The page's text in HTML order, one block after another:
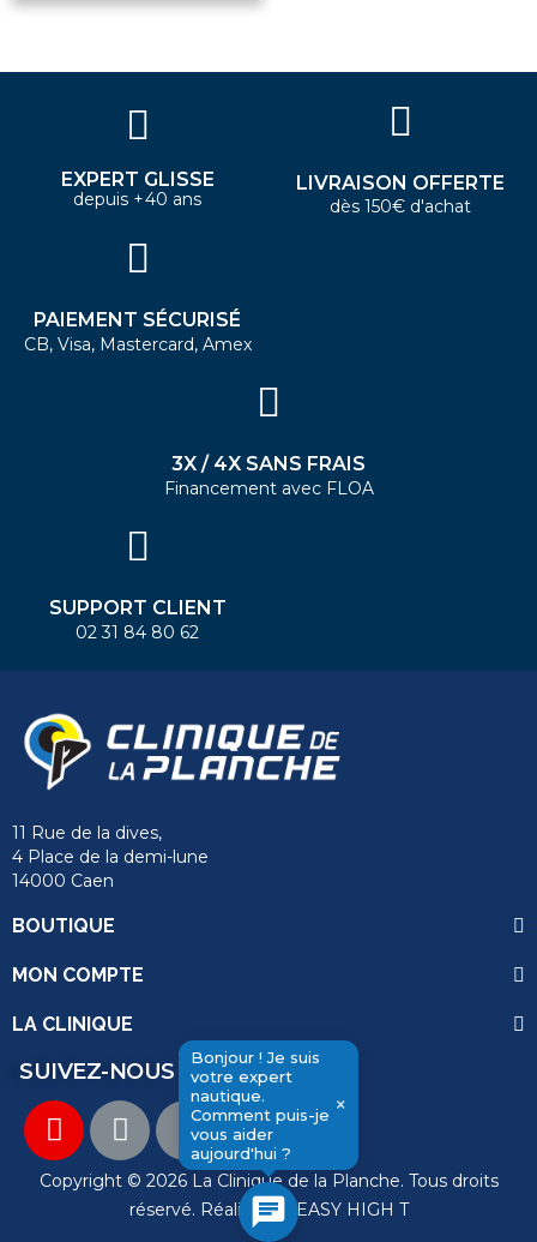
Bonjour ! Je suis
votre expert
nautique.
Comment puis-je
vous aider
aujourd'hui ?
×
chat
EXPERT GLISSE
depuis +40 ans
LIVRAISON OFFERTE
dès 150€ d'achat
PAIEMENT SÉCURISÉ
CB, Visa, Mastercard, Amex
3X / 4X SANS FRAIS
Financement avec FLOA
SUPPORT CLIENT
02 31 84 80 62
11 Rue de la dives,
4 Place de la demi-lune
14000 Caen
BOUTIQUE
MON COMPTE
LA CLINIQUE
SUIVEZ-NOUS
Copyright © 2026 La Clinique de la Planche. Tous droits
réservé. Réalisation EASY HIGH T